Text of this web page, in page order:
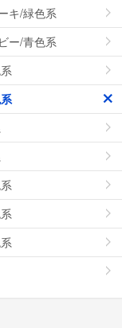
キ/緑色系
ー/青色系